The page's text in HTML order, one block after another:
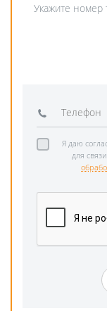
Укажите номер
Я даю
для